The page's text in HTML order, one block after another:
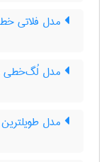
مدل فلاتی
مدل لُگ‌خطی
مدل